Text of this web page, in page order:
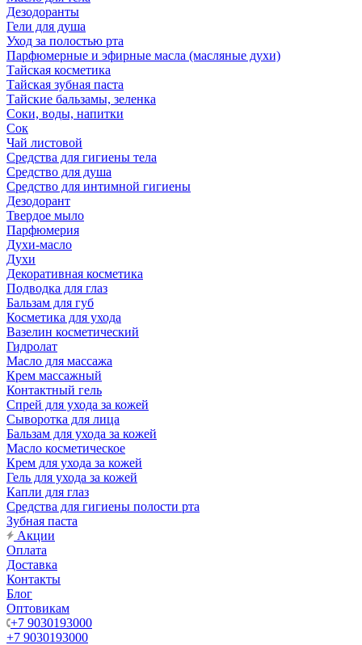
Дезодоранты
Гели для душа
Уход за полостью рта
Парфюмерные и эфирные масла (масляные духи)
Тайская косметика
Тайская зубная паста
Тайские бальзамы, зеленка
Соки, воды, напитки
Сок
Чай листовой
Средства для гигиены тела
Средство для душа
Средство для интимной гигиены
Дезодорант
Твердое мыло
Парфюмерия
Духи-масло
Духи
Декоративная косметика
Подводка для глаз
Бальзам для губ
Косметика для ухода
Вазелин косметический
Гидролат
Масло для массажа
Крем массажный
Контактный гель
Спрей для ухода за кожей
Сыворотка для лица
Бальзам для ухода за кожей
Масло косметическое
Крем для ухода за кожей
Гель для ухода за кожей
Капли для глаз
Средства для гигиены полости рта
Зубная паста
Акции
Оплата
Доставка
Контакты
Блог
Оптовикам
+7 9030193000
+7 9030193000